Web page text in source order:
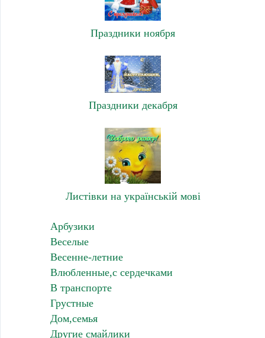
Праздники ноября
Праздники декабря
Листівки на українській мові
Арбузики
Веселые
Весенне-летние
Влюбленные,с сердечками
В транспорте
Грустные
Дом,семья
Другие смайлики